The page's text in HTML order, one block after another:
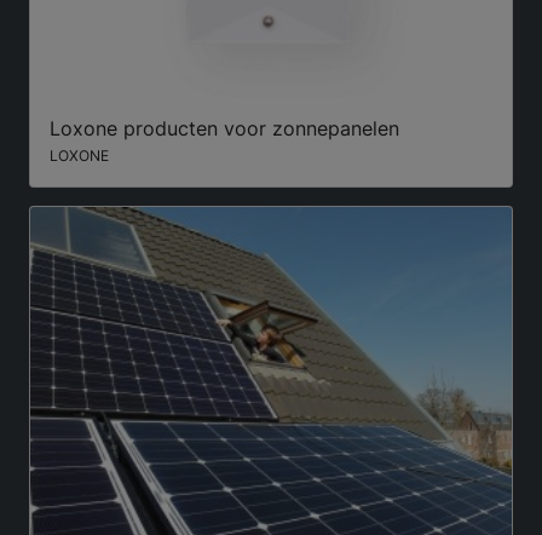
Loxone producten voor zonnepanelen
LOXONE